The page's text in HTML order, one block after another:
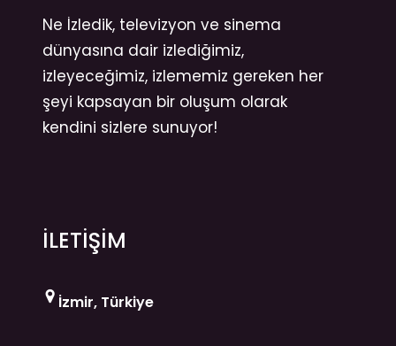
Ne İzledik, televizyon ve sinema
dünyasına dair izlediğimiz,
izleyeceğimiz, izlememiz gereken her
şeyi kapsayan bir oluşum olarak
kendini sizlere sunuyor!
İLETİŞİM
İzmir, Türkiye